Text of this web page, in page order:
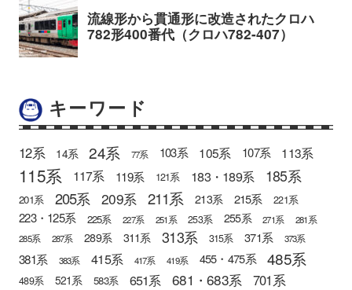
キーワード
12系 14系 24系 77系 103系 105系 107系 113系
115系 117系 119系 121系 183・189系 185系
201系 205系 209系 211系 213系 215系 221系
223・125系 225系 227系 251系 253系 255系 271系
281系
285系
287系 289系 311系 313系 315系 371系 373系
381系 383系 415系 417系 419系 455・475系 485系
489系 521系 583系 651系 681・683系 701系